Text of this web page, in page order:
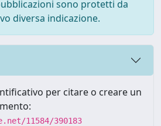
sono protetti da
diversa indicazione.
per citare o creare un
11584/390183